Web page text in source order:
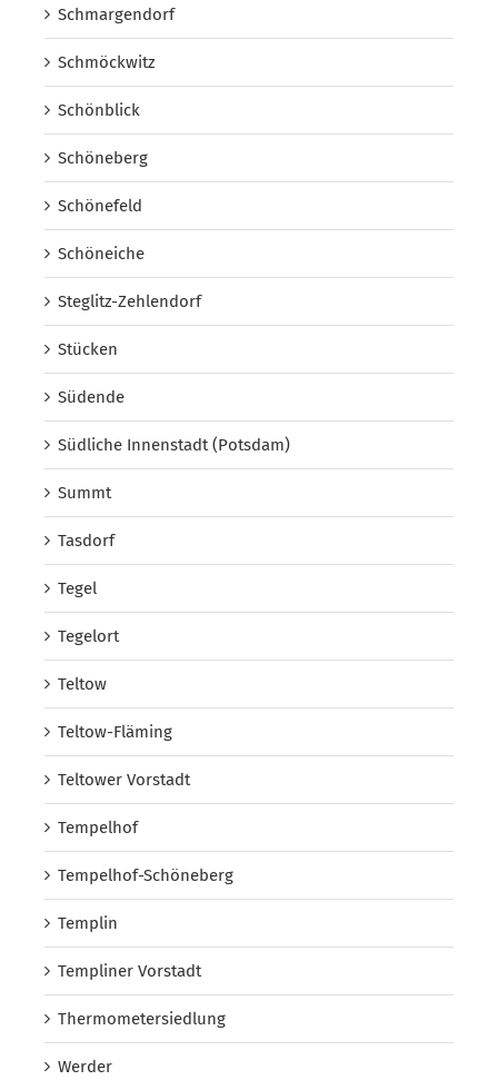
Schmargendorf
Schmöckwitz
Schönblick
Schöneberg
Schönefeld
Schöneiche
Steglitz-Zehlendorf
Stücken
Südende
Südliche Innenstadt (Potsdam)
Summt
Tasdorf
Tegel
Tegelort
Teltow
Teltow-Fläming
Teltower Vorstadt
Tempelhof
Tempelhof-Schöneberg
Templin
Templiner Vorstadt
Thermometersiedlung
Werder